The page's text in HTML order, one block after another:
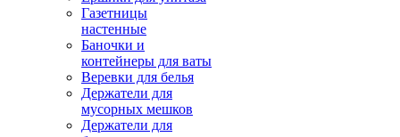
Газетницы
настенные
Баночки и
контейнеры для ваты
Веревки для белья
Держатели для
мусорных мешков
Держатели для